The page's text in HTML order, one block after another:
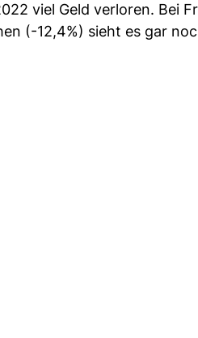
viel Geld verloren. Bei
(-12,4%) sieht es gar